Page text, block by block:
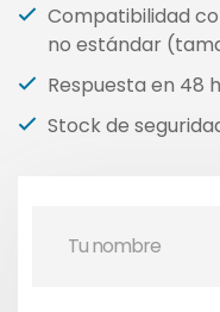
Compatibilidad
no estándar
Respuesta en 48
Stock de